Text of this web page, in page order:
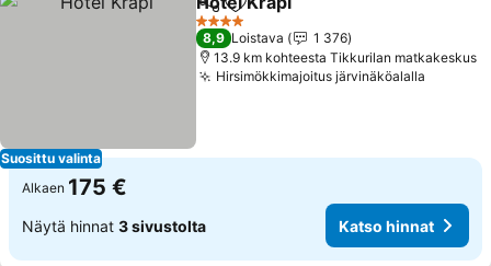
Suosittu valinta
Jaa Lisää suosikkeihin
4 Tähtiluokitus
8,9 Loistava
1 376
13.9 km kohteesta Tikkurilan matkakeskus
Hirsimökkimajoitus järvinäköalalla
Alkaen 175 €
Näytä hinnat 3 sivustolta Katso hinnat